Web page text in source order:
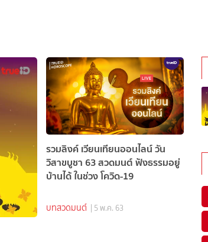
รวมลิงค์ เวียนเทียนออนไลน์ วัน
วิสาขบูชา 63 สวดมนต์ ฟังธรรมอยู่
บ้านได้ ในช่วง โควิด-19
บทสวดมนต์ | 5 พ.ค. 63